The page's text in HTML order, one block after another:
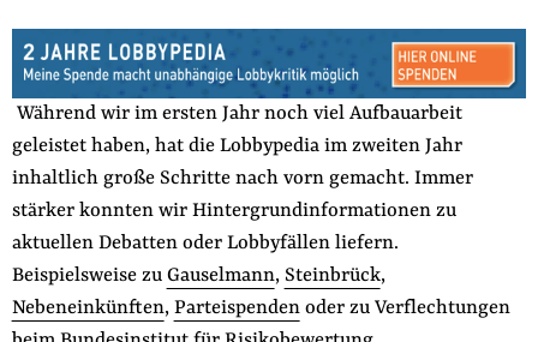
auf
der
Website
Folge Uns
FacebookMastodonBlueskyInstagramYoutubeLinkedIn
Feed
Während wir im ersten Jahr noch viel Aufbauarbeit
geleistet haben, hat die Lobbypedia im zweiten Jahr
inhaltlich große Schritte nach vorn gemacht. Immer
stärker konnten wir Hintergrundinformationen zu
aktuellen Debatten oder Lobbyfällen liefern.
Beispielsweise zu Gauselmann, Steinbrück,
Nebeneinkünften, Parteispendenoder zu Verflechtungen